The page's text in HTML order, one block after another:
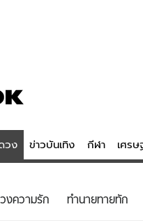
วง ข่าวบันเทิง กีฬา เศร
ดูดวง - ตรวจหวย
งความรัก ทํานายทายทัก